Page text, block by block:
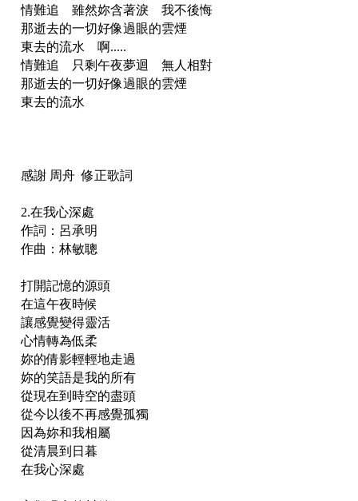
情難追 雖然妳含著淚 我不後悔
那逝去的一切好像過眼的雲煙
東去的流水 啊.....
情難追 只剩午夜夢迴 無人相對
那逝去的一切好像過眼的雲煙
東去的流水
感謝 周舟 修正歌詞
2.在我心深處
作詞：呂承明
作曲：林敏聰
打開記憶的源頭
在這午夜時候
讓感覺變得靈活
心情轉為低柔
妳的倩影輕輕地走過
妳的笑語是我的所有
從現在到時空的盡頭
從今以後不再感覺孤獨
因為妳和我相屬
從清晨到日暮
在我心深處